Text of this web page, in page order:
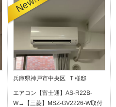
兵庫県神戸市中央区 T 様邸
エアコン【富士通】AS-R22B-
W→【三菱】MSZ-GV2226-W取付